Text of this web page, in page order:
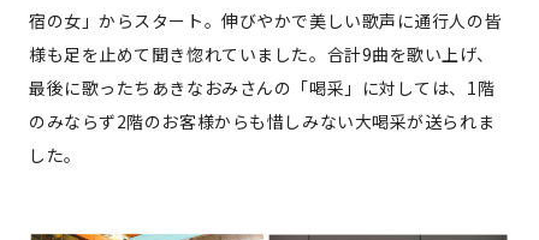
宿の女」からスタート。伸びやかで美しい歌声に通行人の皆
様も足を止めて聞き惚れていました。合計9曲を歌い上げ、
最後に歌ったちあきなおみさんの「喝采」に対しては、1階
のみならず2階のお客様からも惜しみない大喝采が送られま
した。